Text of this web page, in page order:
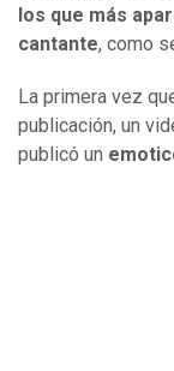
los que más
cantante, como
La primera vez
publicación, un
publicó un